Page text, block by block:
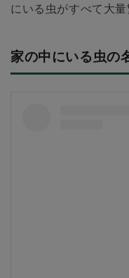
にいる虫がすべて大
家の中にいる虫の